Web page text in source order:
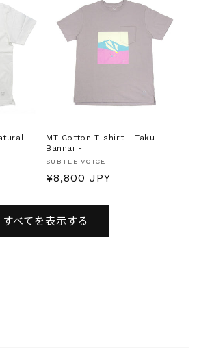
MT Cotton T-shirt - Taku
Bannai -
販
売
SUBTLE VOICE
通
格
¥8,800 JPY
すべてを表示する